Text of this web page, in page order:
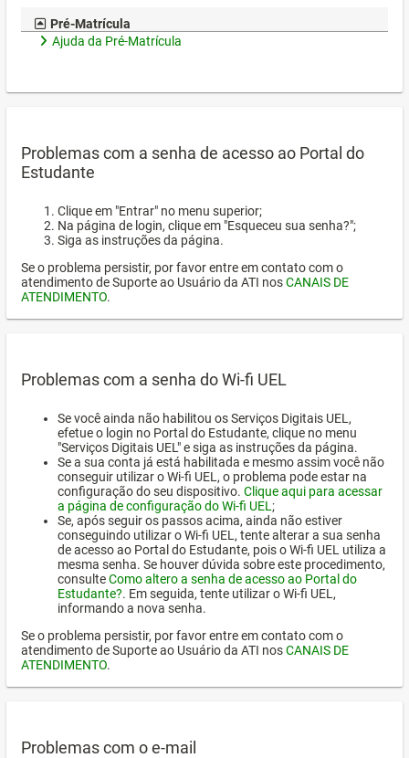
Pré-Matrícula
Ajuda da Pré-Matrícula
Problemas com a senha de acesso ao Portal do
Estudante
Clique em "Entrar" no menu superior;
Na página de login, clique em "Esqueceu sua senha?";
Siga as instruções da página.
Se o problema persistir, por favor entre em contato com o
atendimento de Suporte ao Usuário da ATI nosCANAIS DE
ATENDIMENTO.
Problemas com a senha do Wi-fi UEL
Se você ainda não habilitou os Serviços Digitais UEL,
efetue o login no Portal do Estudante, clique no menu
"Serviços Digitais UEL" e siga as instruções da página.
Se a sua conta já está habilitada e mesmo assim você não
conseguir utilizar o Wi-fi UEL, o problema pode estar na
configuração do seu dispositivo. Clique aqui para acessar
a página de configuração do Wi-fi UEL ;
Se, após seguir os passos acima, ainda não estiver
conseguindo utilizar o Wi-fi UEL, tente alterar a sua senha
de acesso ao Portal do Estudante, pois o Wi-fi UEL utiliza a
mesma senha. Se houver dúvida sobre este procedimento,
consulteComo altero a senha de acesso ao Portal do
Estudante?. Em seguida, tente utilizar o Wi-fi UEL,
informando a nova senha.
Se o problema persistir, por favor entre em contato com o
atendimento de Suporte ao Usuário da ATI nosCANAIS DE
ATENDIMENTO.
Problemas com o e-mail